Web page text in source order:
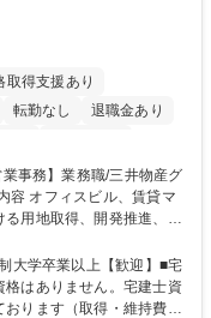
取得支援あり
転勤なし
退職金あり
用地取得、開発推進、賃
において事務業務を担当
用支払、支払管理、請
・予算作成及び予実管
大学卒業以上【歓迎】■宅
はありません。宅建士資
ります（取得・維持費用